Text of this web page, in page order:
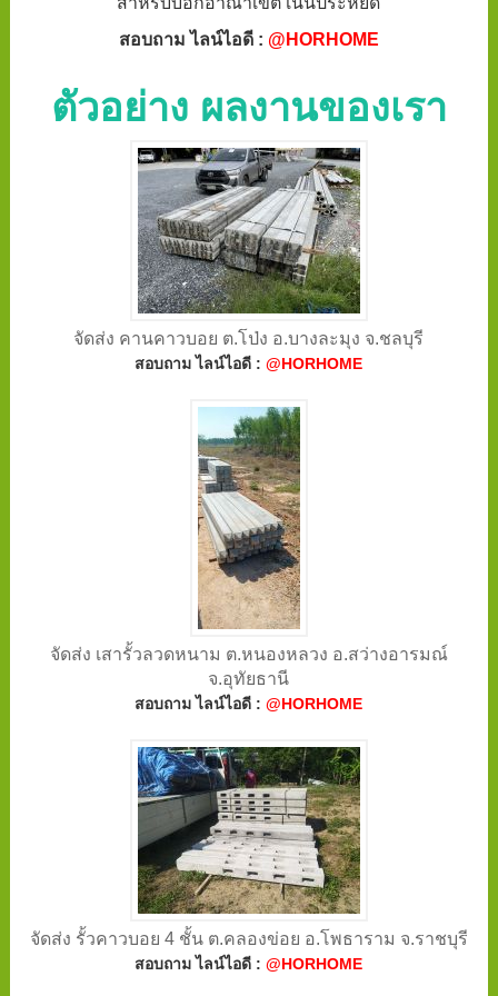
สอบถาม ไลน์ไอดี : @HORHOME
ตัวอย่าง ผลงานของเรา
จัดส่ง คานคาวบอย ต.โป่ง อ.บางละมุง จ.ชลบุรี
สอบถาม ไลน์ไอดี :@HORHOME
จัดส่ง เสารั้วลวดหนาม ต.หนองหลวง อ.สว่างอารมณ์
จ.อุทัยธานี
สอบถาม ไลน์ไอดี :@HORHOME
จัดส่ง รั้วคาวบอย 4 ชั้น ต.คลองข่อย อ.โพธาราม จ.ราชบุรี
สอบถาม ไลน์ไอดี :@HORHOME